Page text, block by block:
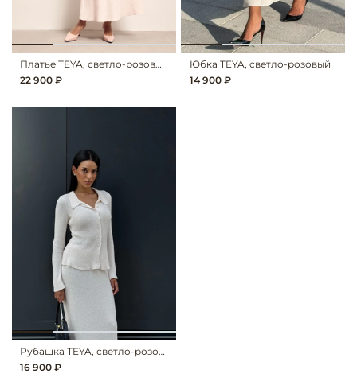
Платье TEYA, светло-розовый
22 900 ₽
Юбка TEYA, светло-розовый
14 900 ₽
Рубашка TEYA, светло-розовый
16 900 ₽